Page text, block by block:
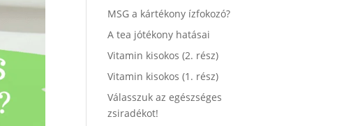
MSG a kártékony ízfokozó?
A tea jótékony hatásai
Vitamin kisokos (2. rész)
Vitamin kisokos (1. rész)
Válasszuk az egészséges
zsiradékot!